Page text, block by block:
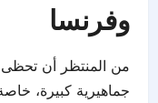
وفرنسا
من المنتظر أن تحظى
جماهيرية كبيرة،